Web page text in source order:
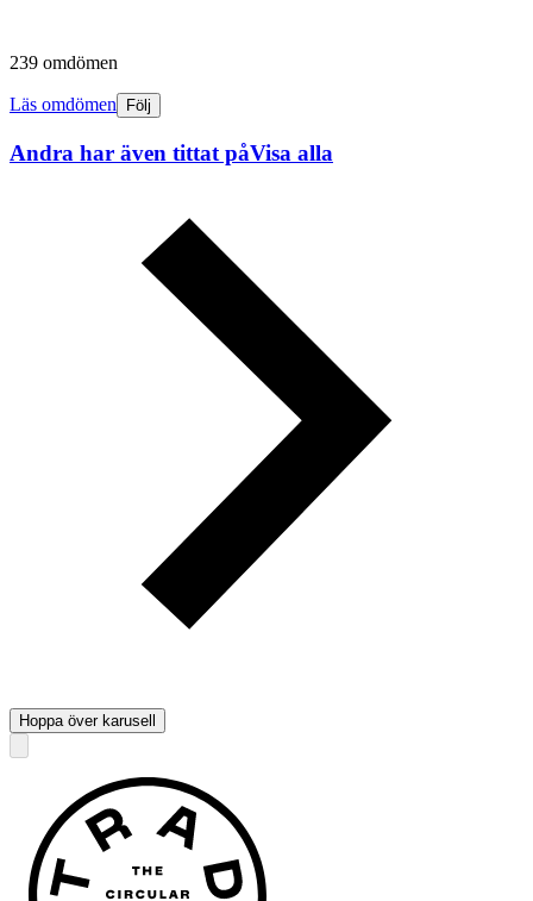
239 omdömen
Läs omdömen Följ
Andra har även tittat påVisa alla
Hoppa över karusell